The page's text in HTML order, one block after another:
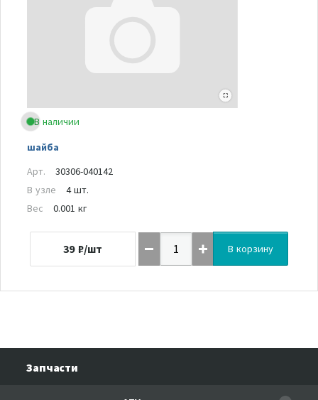
В наличии
шайба
Арт.
30306-040142
В узле
4 шт.
Вес
0.001 кг
39 ₽/шт В корзину
Запчасти